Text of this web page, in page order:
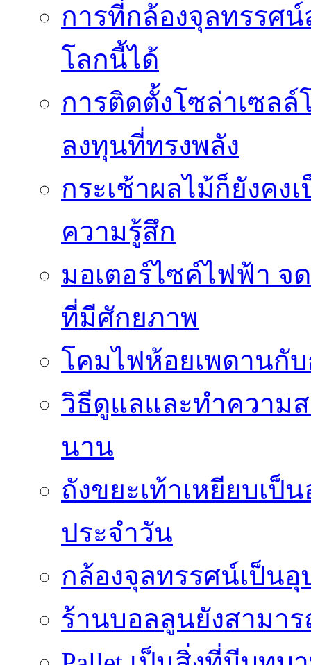
การที่กล้องจุลทรรศ
โลกนี้ได้
การติดตั้งโซล่าเซลล์
ลงทุนที่ทรงพลัง
กระเช้าผลไม้ก็ยังคง
ความรู้สึก
มอเตอร์ไซค์ไฟฟ้า จ
ที่มีศักยภาพ
โคมไฟห้อยเพดานกั
วิธีดูแลและทำความ
นาน
ถังขยะเท้าเหยียบเ
ประจำวัน
กล้องจุลทรรศน์เป็น
ร้านบอลลูนยังสามาร